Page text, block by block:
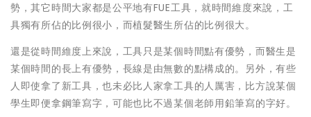
勢，其它時間大家都是公平地有FUE工具，就時間維度來說，工
具獨有所佔的比例很小，而植髮醫生所佔的比例很大。
還是從時間維度上來說，工具只是某個時間點有優勢，而醫生是
某個時間的長上有優勢，長線是由無數的點構成的。另外，有些
人即使拿了新工具，也未必比人家拿工具的人厲害，比方說某個
學生即便拿鋼筆寫字，可能也比不過某個老師用鉛筆寫的字好。